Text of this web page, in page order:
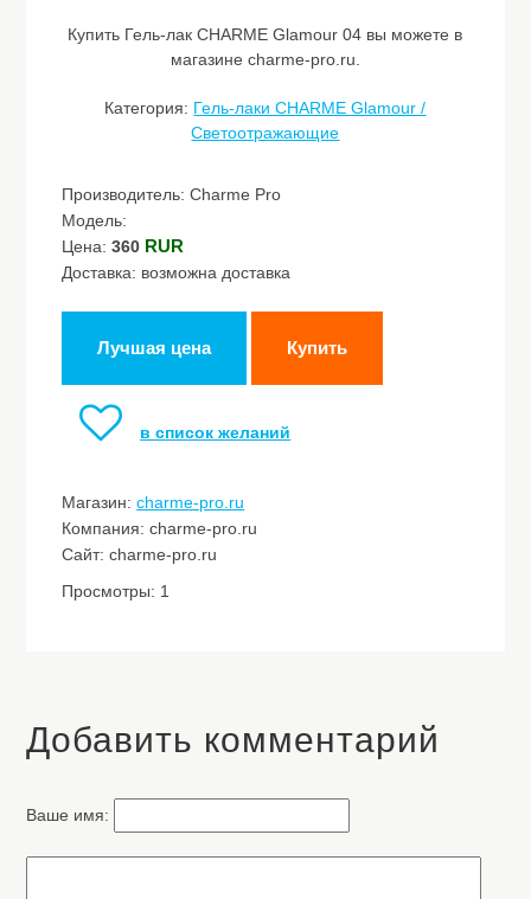
Купить Гель-лак CHARME Glamour 04 вы можете в
магазине charme-pro.ru.
Категория: Гель-лаки CHARME Glamour /
Светоотражающие
Производитель: Charme Pro
Модель:
Цена:360 RUR
Доставка: возможна доставка
Лучшая цена Купить
в список желаний
Магазин:charme-pro.ru
Компания: charme-pro.ru
Сайт: charme-pro.ru
Просмотры: 1
Добавить комментарий
Ваше имя: